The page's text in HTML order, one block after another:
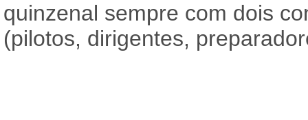
quinzenal sempre com dois
(pilotos, dirigentes,